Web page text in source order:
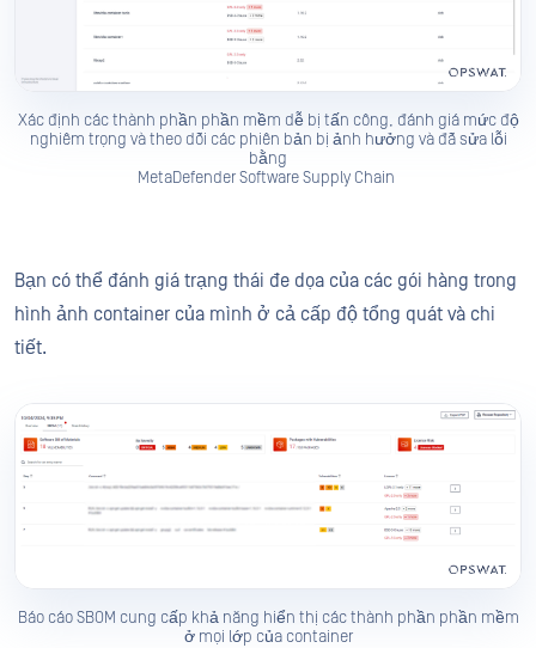
Xác định các thành phần phần mềm dễ bị tấn công, đánh giá mức độ
nghiêm trọng và theo dõi các phiên bản bị ảnh hưởng và đã sửa lỗi
bằng
MetaDefender Software Supply Chain
Bạn có thể đánh giá trạng thái đe dọa của các gói hàng trong
hình ảnh container của mình ở cả cấp độ tổng quát và chi
tiết.
Báo cáo SBOM cung cấp khả năng hiển thị các thành phần phần mềm
ở mọi lớp của container